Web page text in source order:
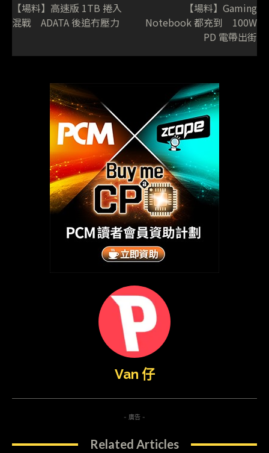
【場料】高速版 1TB 捲入
混戰 ADATA 後追冇壓力
【場料】Gaming
Notebook 都充到 100W
PD 電帶出街
Van 仔
- 廣告 -
Related Articles